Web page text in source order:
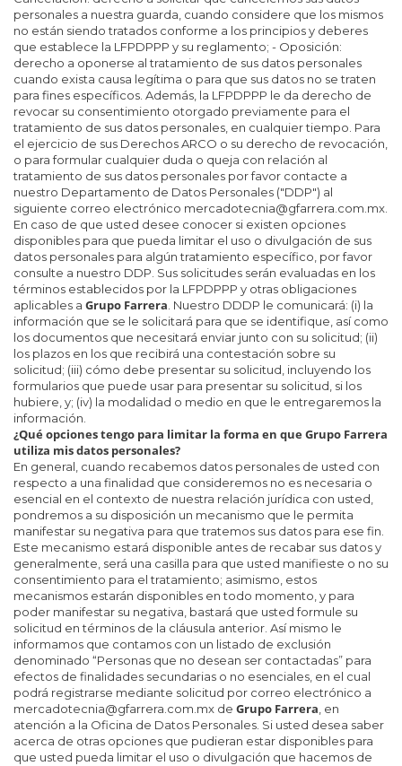
personales a nuestra guarda, cuando considere que los mismos
no están siendo tratados conforme a los principios y deberes
que establece la LFPDPPP y su reglamento; - Oposición:
derecho a oponerse al tratamiento de sus datos personales
cuando exista causa legítima o para que sus datos no se traten
para fines específicos. Además, la LFPDPPP le da derecho de
revocar su consentimiento otorgado previamente para el
tratamiento de sus datos personales, en cualquier tiempo. Para
el ejercicio de sus Derechos ARCO o su derecho de revocación,
o para formular cualquier duda o queja con relación al
tratamiento de sus datos personales por favor contacte a
nuestro Departamento de Datos Personales ("DDP") al
siguiente correo electrónico mercadotecnia@gfarrera.com.mx.
En caso de que usted desee conocer si existen opciones
disponibles para que pueda limitar el uso o divulgación de sus
datos personales para algún tratamiento específico, por favor
consulte a nuestro DDP. Sus solicitudes serán evaluadas en los
términos establecidos por la LFPDPPP y otras obligaciones
aplicables a Grupo Farrera . Nuestro DDDP le comunicará: (i) la
información que se le solicitará para que se identifique, así como
los documentos que necesitará enviar junto con su solicitud; (ii)
los plazos en los que recibirá una contestación sobre su
solicitud; (iii) cómo debe presentar su solicitud, incluyendo los
formularios que puede usar para presentar su solicitud, si los
hubiere, y; (iv) la modalidad o medio en que le entregaremos la
información.
¿Qué opciones tengo para limitar la forma en que Grupo Farrera
utiliza mis datos personales?
En general, cuando recabemos datos personales de usted con
respecto a una finalidad que consideremos no es necesaria o
esencial en el contexto de nuestra relación jurídica con usted,
pondremos a su disposición un mecanismo que le permita
manifestar su negativa para que tratemos sus datos para ese fin.
Este mecanismo estará disponible antes de recabar sus datos y
generalmente, será una casilla para que usted manifieste o no su
consentimiento para el tratamiento; asimismo, estos
mecanismos estarán disponibles en todo momento, y para
poder manifestar su negativa, bastará que usted formule su
solicitud en términos de la cláusula anterior. Así mismo le
informamos que contamos con un listado de exclusión
denominado “Personas que no desean ser contactadas” para
efectos de finalidades secundarias o no esenciales, en el cual
podrá registrarse mediante solicitud por correo electrónico a
mercadotecnia@gfarrera.com.mx de Grupo Farrera , en
atención a la Oficina de Datos Personales. Si usted desea saber
acerca de otras opciones que pudieran estar disponibles para
que usted pueda limitar el uso o divulgación que hacemos de